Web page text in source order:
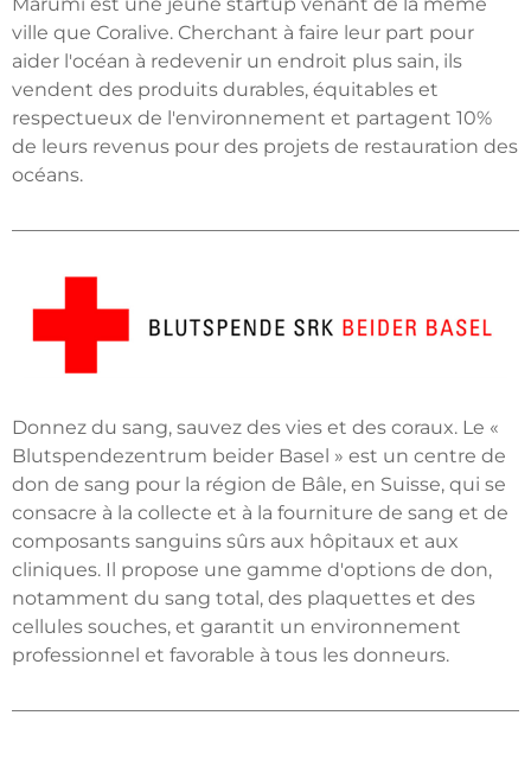
ville que Coralive. Cherchant à faire leur part pour
aider l'océan à redevenir un endroit plus sain, ils
vendent des produits durables, équitables et
respectueux de l'environnement et partagent 10%
de leurs revenus pour des projets de restauration des
océans.
Donnez du sang, sauvez des vies et des coraux. Le «
Blutspendezentrum beider Basel » est un centre de
don de sang pour la région de Bâle, en Suisse, qui se
consacre à la collecte et à la fourniture de sang et de
composants sanguins sûrs aux hôpitaux et aux
cliniques. Il propose une gamme d'options de don,
notamment du sang total, des plaquettes et des
cellules souches, et garantit un environnement
professionnel et favorable à tous les donneurs.